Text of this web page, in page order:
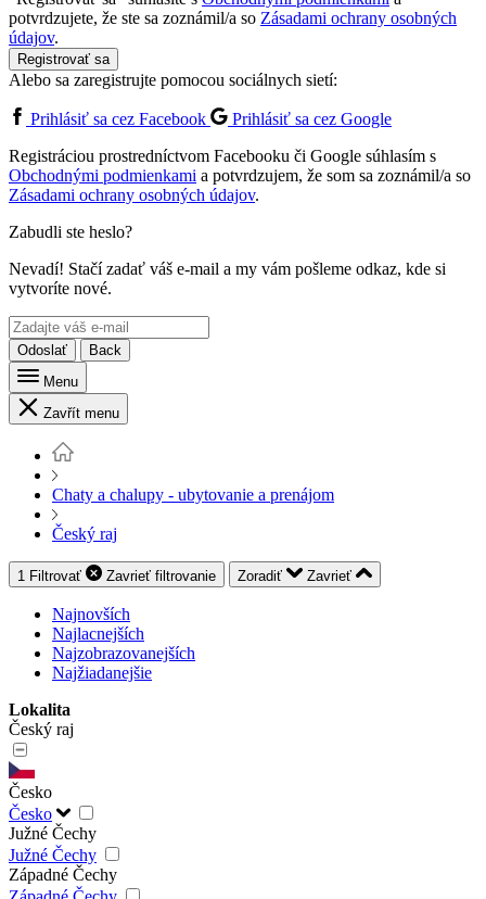
potvrdzujete, že ste sa zoznámil/a so Zásadami ochrany osobných
údajov.
Registrovať sa
Alebo sa zaregistrujte pomocou sociálnych sietí:
Prihlásiť sa cez Facebook
Prihlásiť sa cez Google
Registráciou prostredníctvom Facebooku či Google súhlasím s
Obchodnými podmienkami a potvrdzujem, že som sa zoznámil/a so
Zásadami ochrany osobných údajov.
Zabudli ste heslo?
Nevadí! Stačí zadať váš e-mail a my vám pošleme odkaz, kde si
vytvoríte nové.
Odoslať
Back
Menu
Zavřít menu
Chaty a chalupy - ubytovanie a prenájom
Český raj
1 Filtrovať Zavrieť filtrovanie Zoradiť Zavrieť
Najnovších
Najlacnejších
Najzobrazovanejších
Najžiadanejšie
Lokalita
Český raj
Česko
Česko
Južné Čechy
Južné Čechy
Západné Čechy